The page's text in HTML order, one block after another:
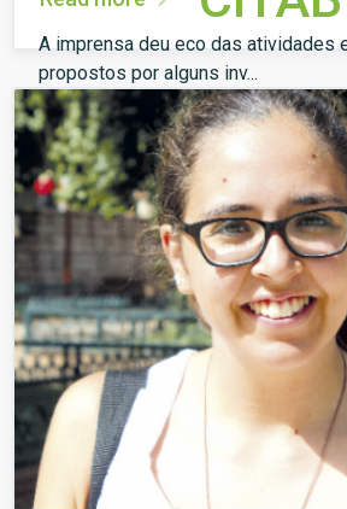
A imprensa deu eco das atividades
propostos por alguns inv...